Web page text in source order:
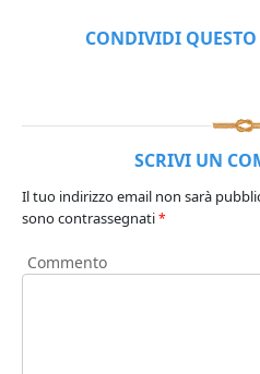
CONDIVIDI
SCRIVI UN
Il tuo indirizzo email non sarà
sono contrassegnati*
Commento